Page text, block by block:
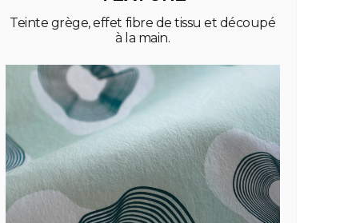
Teinte grège, effet fibre de tissu et découpé
à la main.